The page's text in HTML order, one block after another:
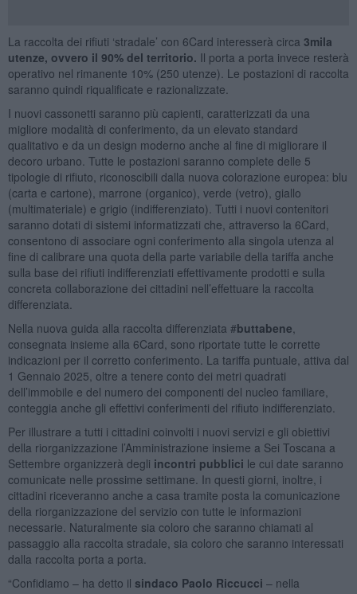
La raccolta dei rifiuti ‘stradale’ con 6Card interesserà circa 3mila
utenze, ovvero il 90% del territorio. Il porta a porta invece resterà
operativo nel rimanente 10% (250 utenze). Le postazioni di raccolta
saranno quindi riqualificate e razionalizzate.
I nuovi cassonetti saranno più capienti, caratterizzati da una
migliore modalità di conferimento, da un elevato standard
qualitativo e da un design moderno anche al fine di migliorare il
decoro urbano. Tutte le postazioni saranno complete delle 5
tipologie di rifiuto, riconoscibili dalla nuova colorazione europea: blu
(carta e cartone), marrone (organico), verde (vetro), giallo
(multimateriale) e grigio (indifferenziato). Tutti i nuovi contenitori
saranno dotati di sistemi informatizzati che, attraverso la 6Card,
consentono di associare ogni conferimento alla singola utenza al
fine di calibrare una quota della parte variabile della tariffa anche
sulla base dei rifiuti indifferenziati effettivamente prodotti e sulla
concreta collaborazione dei cittadini nell’effettuare la raccolta
differenziata.
Nella nuova guida alla raccolta differenziata #buttabene
consegnata insieme alla 6Card, sono riportate tutte le corrette
indicazioni per il corretto conferimento. La tariffa puntuale, attiva dal
1 Gennaio 2025, oltre a tenere conto dei metri quadrati
dell’immobile e del numero dei componenti del nucleo familiare,
conteggia anche gli effettivi conferimenti del rifiuto indifferenziato.
Per illustrare a tutti i cittadini coinvolti i nuovi servizi e gli obiettivi
della riorganizzazione l’Amministrazione insieme a Sei Toscana a
Settembre organizzerà degli incontri pubblici le cui date saranno
comunicate nelle prossime settimane. In questi giorni, inoltre, i
cittadini riceveranno anche a casa tramite posta la comunicazione
della riorganizzazione del servizio con tutte le informazioni
necessarie. Naturalmente sia coloro che saranno chiamati al
passaggio alla raccolta stradale, sia coloro che saranno interessati
dalla raccolta porta a porta.
“Confidiamo – ha detto il sindaco Paolo Riccucci – nella